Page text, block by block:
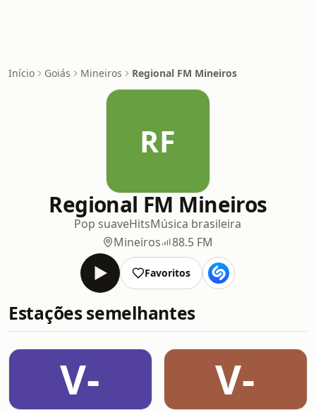
Início Goiás Mineiros Regional FM Mineiros
RF
Regional FM Mineiros
Pop suaveHitsMúsica brasileira
Mineiros
88.5 FM
Favoritos
Estações semelhantes
V- V-